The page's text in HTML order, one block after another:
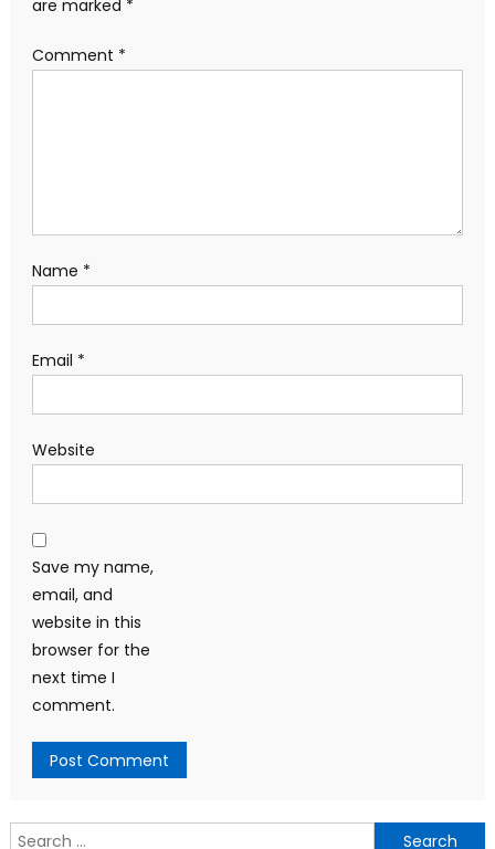
are marked *
Comment *
Name *
Email *
Website
Save my name,
email, and
website in this
browser for the
next time I
comment.
Search